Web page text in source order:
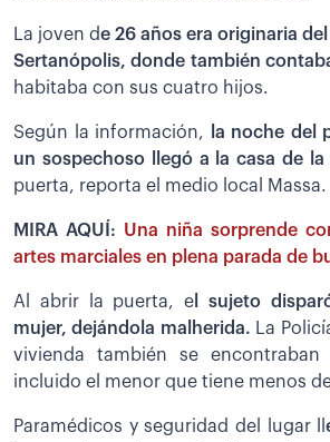
La joven de 26 años era originaria
Sertanópolis, donde también
habitaba con sus cuatro hijos.
Según la información, la noche del
un sospechoso llegó a la casa de la
puerta, reporta el medio local Massa.
MIRA AQUÍ: Una niña sorprende
artes marciales en plena parada de
Al abrir la puerta, e l sujeto
mujer, dejándola malherida. La
vivienda también se
incluido el menor que tiene menos
Paramédicos y seguridad del lugar ll